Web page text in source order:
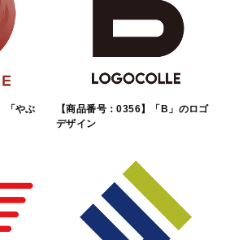
「やぶ
【商品番号：0356】「B」のロゴ
デザイン